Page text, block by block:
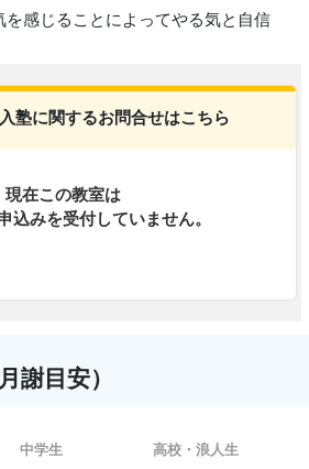
を感じることによってやる気と自信
塾に関するお問合せはこちら
現在この教室は
込みを受付していません。
謝目安）
中学生 高校・浪人生